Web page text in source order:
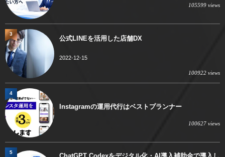
105599 views
公式LINEを活用した店舗DX
2022-12-15
100922 views
3
Instagramの運用代行はベストプランナー
100627 views
4
5